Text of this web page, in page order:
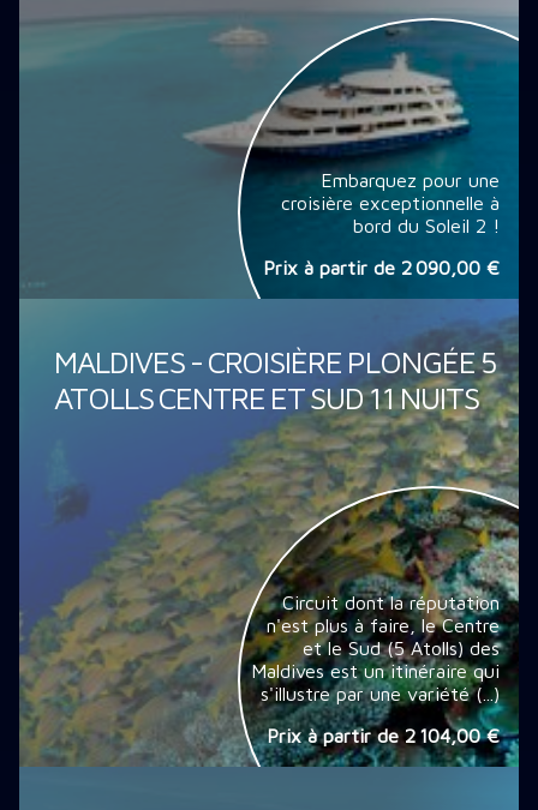
Embarquez pour une
croisière exceptionnelle à
bord du Soleil 2 !
Prix à partir de 2 090,00 €
MALDIVES - CROISIÈRE PLONGÉE 5
ATOLLS CENTRE ET SUD 11 NUITS
Circuit dont la réputation
n'est plus à faire, le Centre
et le Sud (5 Atolls) des
Maldives est un itinéraire qui
s'illustre par une variété (...)
Prix à partir de2 104,00 €